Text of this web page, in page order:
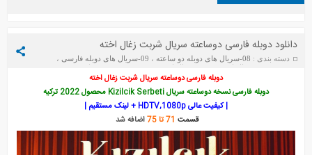
دانلود دوبله فارسی دوساعته سریال شربت زغال اخته
دسته بندی : 08-سریال های دوبله دو ساعته ، 09-سریال های دوبله فارسی
،
دوبله فارسی دوساعته سریال شربت زغال اخته
دوبله فارسی نسخه دوساعته سریال Kizilcik Serbeti محصول 2022 ترکیه
| کیفیت عالی HDTV,1080p + لینک مستقیم |
قسمت
اضافه شد